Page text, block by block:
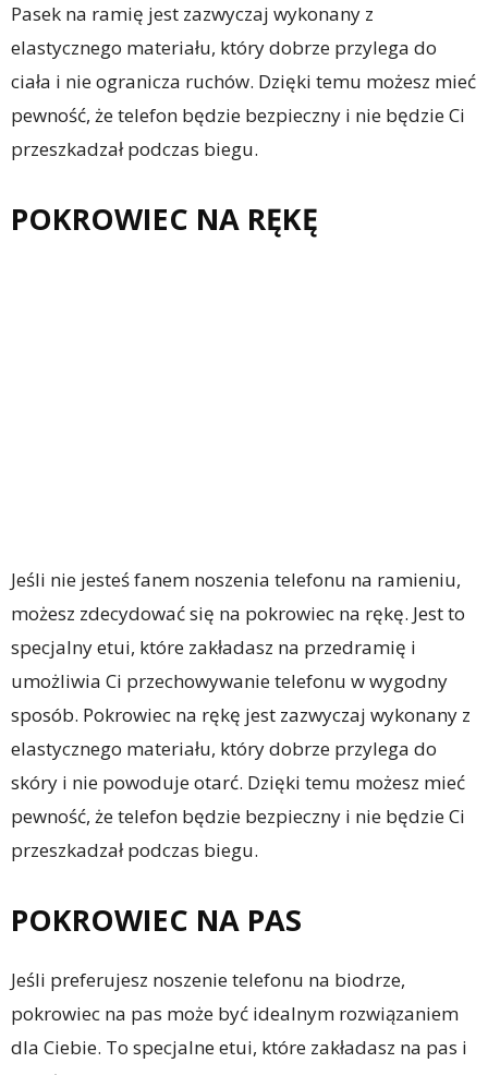
Pasek na ramię jest zazwyczaj wykonany z
elastycznego materiału, który dobrze przylega do
ciała i nie ogranicza ruchów. Dzięki temu możesz mieć
pewność, że telefon będzie bezpieczny i nie będzie Ci
przeszkadzał podczas biegu.
POKROWIEC NA RĘKĘ
Jeśli nie jesteś fanem noszenia telefonu na ramieniu,
możesz zdecydować się na pokrowiec na rękę. Jest to
specjalny etui, które zakładasz na przedramię i
umożliwia Ci przechowywanie telefonu w wygodny
sposób. Pokrowiec na rękę jest zazwyczaj wykonany z
elastycznego materiału, który dobrze przylega do
skóry i nie powoduje otarć. Dzięki temu możesz mieć
pewność, że telefon będzie bezpieczny i nie będzie Ci
przeszkadzał podczas biegu.
POKROWIEC NA PAS
Jeśli preferujesz noszenie telefonu na biodrze,
pokrowiec na pas może być idealnym rozwiązaniem
dla Ciebie. To specjalne etui, które zakładasz na pas i